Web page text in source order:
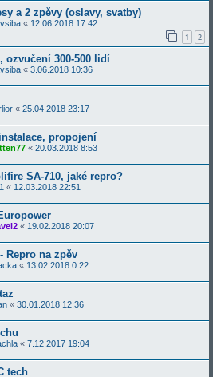
a 2 zpěvy (oslavy, svatby)
« 12.06.2018 17:42
1 2
ozvučení 300-500 lidí
« 3.06.2018 10:36
« 25.04.2018 23:17
propojení
« 20.03.2018 8:53
SA-710, jaké repro?
« 12.03.2018 22:51
« 19.02.2018 20:07
Repro na zpěv
« 13.02.2018 0:22
« 30.01.2018 12:36
« 7.12.2017 19:04
tech